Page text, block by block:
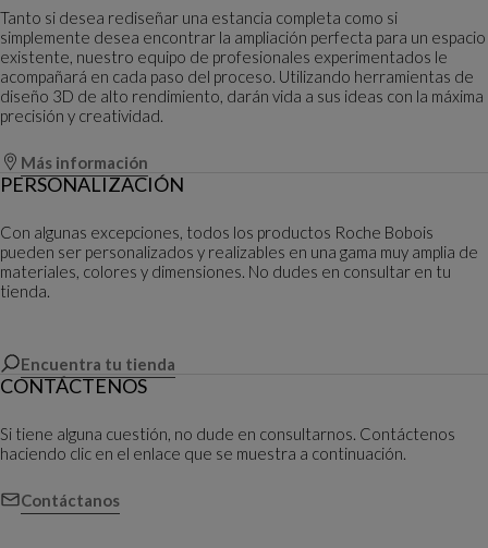
Tanto si desea rediseñar una estancia completa como si
simplemente desea encontrar la ampliación perfecta para un espacio
existente, nuestro equipo de profesionales experimentados le
acompañará en cada paso del proceso. Utilizando herramientas de
diseño 3D de alto rendimiento, darán vida a sus ideas con la máxima
precisión y creatividad.
Más información
PERSONALIZACIÓN
Con algunas excepciones, todos los productos Roche Bobois
pueden ser personalizados y realizables en una gama muy amplia de
materiales, colores y dimensiones. No dudes en consultar en tu
tienda.
Encuentra tu tienda
CONTÁCTENOS
Si tiene alguna cuestión, no dude en consultarnos. Contáctenos
haciendo clic en el enlace que se muestra a continuación.
Contáctanos